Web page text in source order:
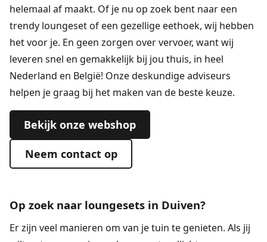
helemaal af maakt. Of je nu op zoek bent naar een
trendy loungeset of een gezellige eethoek, wij hebben
het voor je. En geen zorgen over vervoer, want wij
leveren snel en gemakkelijk bij jou thuis, in heel
Nederland en België! Onze deskundige adviseurs
helpen je graag bij het maken van de beste keuze.
Bekijk onze webshop
Neem contact op
Op zoek naar loungesets in Duiven?
Er zijn veel manieren om van je tuin te genieten. Als jij